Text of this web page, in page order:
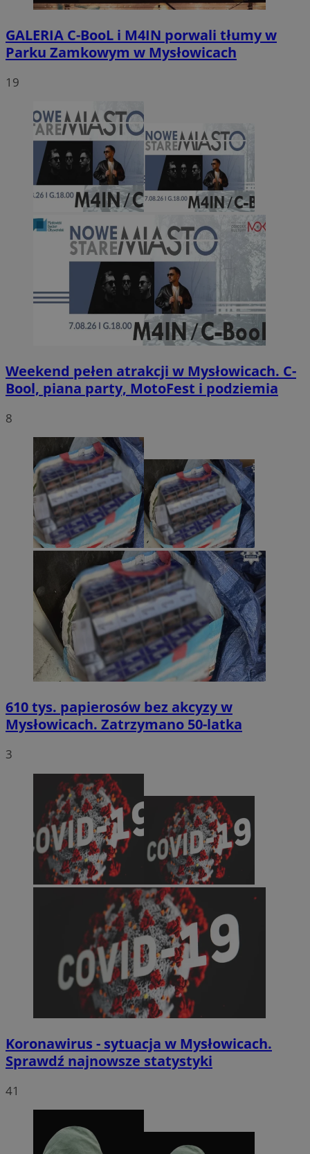
GALERIA C-BooL i M4IN porwali tłumy w
Parku Zamkowym w Mysłowicach
19
Weekend pełen atrakcji w Mysłowicach. C-
Bool, piana party, MotoFest i podziemia
8
610 tys. papierosów bez akcyzy w
Mysłowicach. Zatrzymano 50-latka
3
Koronawirus - sytuacja w Mysłowicach.
Sprawdź najnowsze statystyki
41